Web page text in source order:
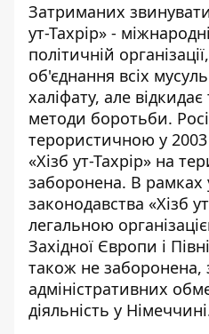
Затриманих
ут-Тахрір» -
політичній
об'єднання всіх
халіфату, але
методи боротьби.
терористичною у 2003
«Хізб ут-Тахрір» на
заборонена. В рамках
законодавства «Хізб
легальною
Західної Європи і
також не заборонена,
адміністративних
діяльність у